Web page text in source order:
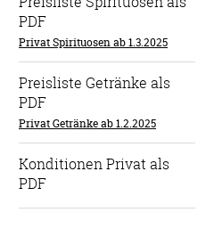
PDF
Privat Spirituosen ab 1.3.2025
Preisliste Getränke als
PDF
Privat Getränke ab 1.2.2025
Konditionen Privat als
PDF